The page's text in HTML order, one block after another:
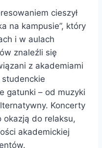
cieszył
na kampusie”, który
i w aulach
znaleźli się
z akademiami
studenckie
gatunki – od muzyki
Koncerty
okazją do relaksu,
akademickiej